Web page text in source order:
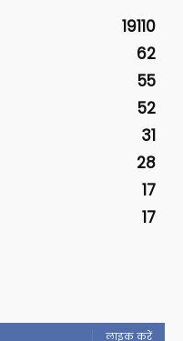
19110
62
55
52
31
28
17
17
लाइक करें